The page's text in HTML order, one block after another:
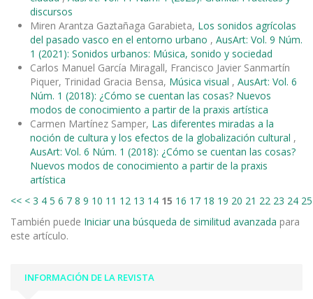
discursos
Miren Arantza Gaztañaga Garabieta, Los sonidos agrícolas
del pasado vasco en el entorno urbano , AusArt: Vol. 9 Núm.
1 (2021): Sonidos urbanos: Música, sonido y sociedad
Carlos Manuel García Miragall, Francisco Javier Sanmartín
Piquer, Trinidad Gracia Bensa, Música visual , AusArt: Vol. 6
Núm. 1 (2018): ¿Cómo se cuentan las cosas? Nuevos
modos de conocimiento a partir de la praxis artística
Carmen Martínez Samper, Las diferentes miradas a la
noción de cultura y los efectos de la globalización cultural ,
AusArt: Vol. 6 Núm. 1 (2018): ¿Cómo se cuentan las cosas?
Nuevos modos de conocimiento a partir de la praxis
artística
<< < 3 4 5 6 7 8 9 10 11 12 13 14 15 16 17 18 19 20 21 22 23 24 25
También puede Iniciar una búsqueda de similitud avanzada para
este artículo.
INFORMACIÓN DE LA REVISTA